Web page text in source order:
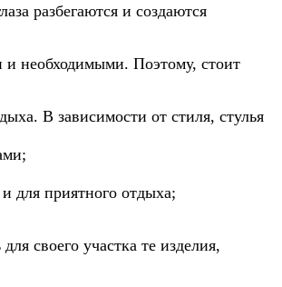
разбегаются и создаются
и необходимыми. Поэтому, стоит
В зависимости от стиля, стулья
для приятного отдыха;
своего участка те изделия,